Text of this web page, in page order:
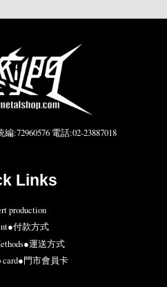
:72960576 電話:02-23887018
Links
production
付款方式
運送方式
card●門市會員卡